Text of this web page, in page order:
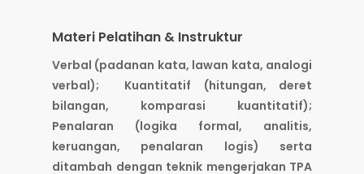
Materi Pelatihan & Instruktur
Verbal (padanan kata, lawan kata, analogi
verbal); Kuantitatif (hitungan, deret
bilangan, komparasi kuantitatif);
Penalaran (logika formal, analitis,
keruangan, penalaran logis) serta
ditambah dengan teknik mengerjakan TPA